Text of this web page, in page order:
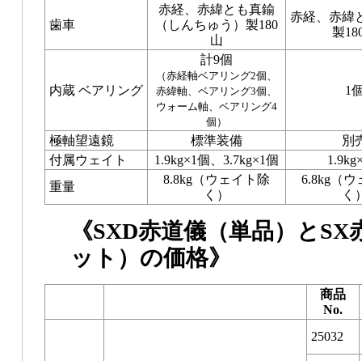
歯車
赤経、赤緯とも真鍮
（しんちゅう）製180
山
赤経、赤緯
製
内蔵 ベアリング
計9個
（赤経軸ベアリング2個、
赤緯軸、ベアリング3個、
ウォーム軸、ベアリング4
個）
1
極軸望遠鏡 標準装備
別
付属ウェイト
1.9kg×1個、3.7kg×1個
重量
8.8kg（ウェイト除
く）
6.8kg（ウ
く
《SXD赤道儀（単品）と
ット）の価格》
商品
No.
25032